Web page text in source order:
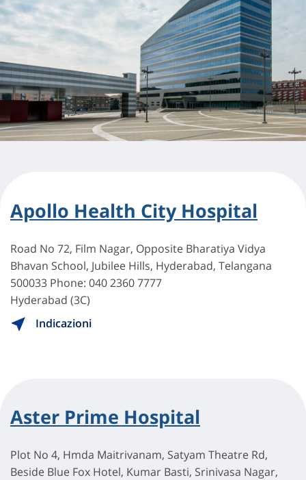
Apollo Health City Hospital
Road No 72, Film Nagar, Opposite Bharatiya Vidya
Bhavan School, Jubilee Hills, Hyderabad, Telangana
500033 Phone: 040 2360 7777
Hyderabad (3C)
Indicazioni
Aster Prime Hospital
Plot No 4, Hmda Maitrivanam, Satyam Theatre Rd,
Beside Blue Fox Hotel, Kumar Basti, Srinivasa Nagar,